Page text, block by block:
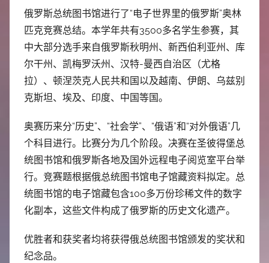
俄罗斯总统图书馆进行了“电子世界里的俄罗斯”奥林
匹克竞赛总结。本学年共有3500多名学生参赛，其
中大部分选手来自俄罗斯秋明州、新西伯利亚州、库
尔干州、凯梅罗沃州、汉特-曼西自治区（尤格
拉）、顿涅茨克人民共和国以及越南、伊朗、乌兹别
克斯坦、埃及、印度、中国等国。
奥赛历来分“历史”、“社会学”、“俄语”和“对外俄语”几
个科目进行。比赛分为几个阶段。决赛在圣彼得堡总
统图书馆和俄罗斯各地及国外远程电子阅览室平台举
行。竞赛题根据俄总统图书馆电子馆藏资料拟定。总
统图书馆的电子馆藏包含100多万份珍稀文件的数字
化副本，这些文件构成了俄罗斯的历史文化遗产。
优胜者和获奖者均将获得俄总统图书馆颁发的奖状和
纪念品。